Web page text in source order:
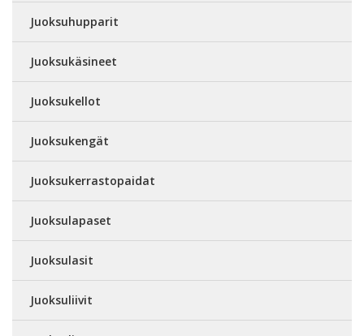
Juoksuhupparit
Juoksukäsineet
Juoksukellot
Juoksukengät
Juoksukerrastopaidat
Juoksulapaset
Juoksulasit
Juoksuliivit